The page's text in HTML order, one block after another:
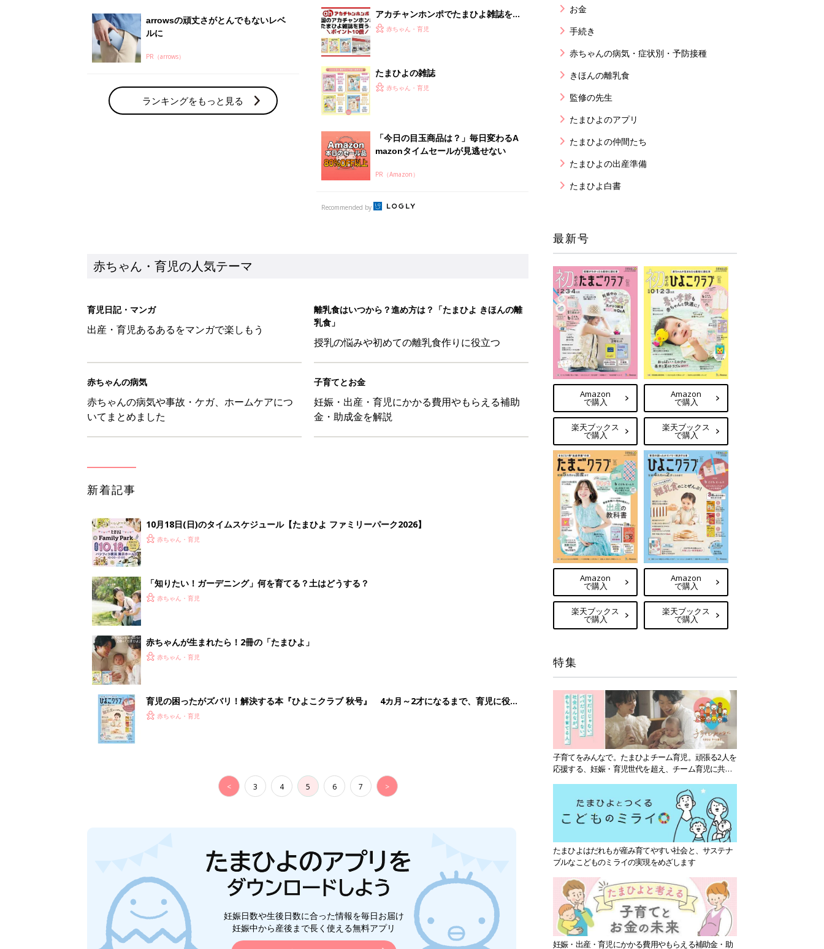
赤ちゃん・育児の人気テーマ
育児日記・マンガ
離乳食はいつから？進め方は？「たまひよ きほんの離
授乳の悩みや初めての離乳食作りに役立つ
子育てとお金
妊娠・出産・育児にかかる費用やもらえる補助
金・助成金を解説
10月18日(日)のタイムスケジュール【たまひよ ファミリーパーク2026】
赤ちゃん・育児
「知りたい！ガーデニング」何を育てる？土はどうする？
赤ちゃん・育児
赤ちゃんが生まれたら！2冊の「たまひよ」
< 3 4 5 6 7
お金
手続き
赤ちゃんの病気・症状別・予防接種
きほんの離乳食
監修の先生
たまひよのアプリ
たまひよの仲間たち
たまひよの出産準備
たまひよ白書
最新号
Amazon
で購入
楽天ブックス
で購入
Amazon
で購入
楽天ブックス
で購入
Amazon
で購入
楽天ブックス
で購入
Amazon
で購入
楽天ブックス
で購入
特集
子育てをみんなで。たまひよチーム育児。頑張る2人を
応援する、妊娠・育児世代を超え、チーム育児に共感
たまひよはだれもが産み育てやすい社会と、サステナ
ブルなこどものミライの実現をめざします
妊娠・出産・育児にかかる費用やもらえる補助金・助